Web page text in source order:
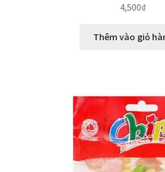
4,500₫
Thêm vào giỏ